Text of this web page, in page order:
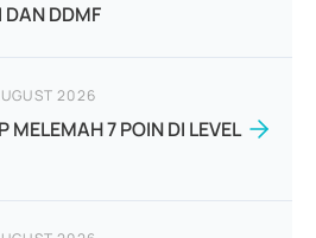
DAN DDMF
2026
MELEMAH 7 POIN DI LEVEL